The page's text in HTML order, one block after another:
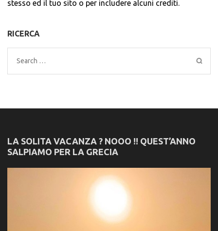
stesso ed il tuo sito o per includere alcuni crediti.
RICERCA
Search
for:
LA SOLITA VACANZA ? NOOO !! QUEST’ANNO
SALPIAMO PER LA GRECIA